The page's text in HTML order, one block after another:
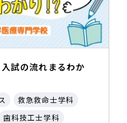
試の流れまるわか
救急救命士学科
歯科技工士学科